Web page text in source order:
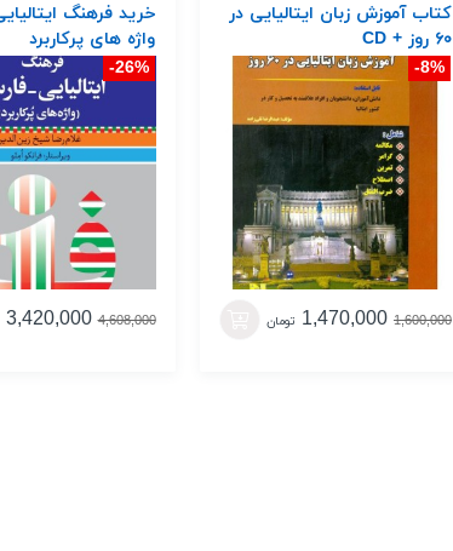
کتاب آموزش زبان ایتالیایی در
۶۰ روز + CD
8%-
1,600,000
1,470,000 تومان
خرید فرهنگ
واژه های پرکاربرد
26%-
4,608,000
3,420,000